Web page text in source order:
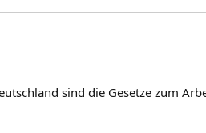
sind die Gesetze zum